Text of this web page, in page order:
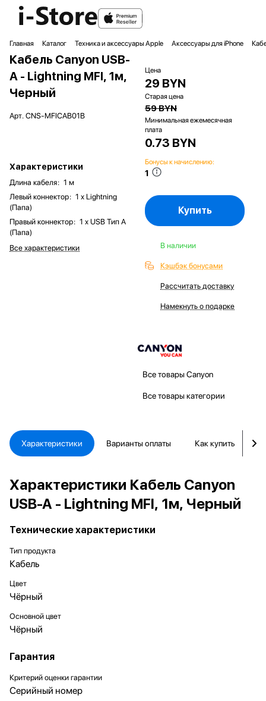
Главная Каталог Техника и аксессуары Apple Аксессуары для iPhone
Кабель Canyon USB-
A - Lightning MFI, 1м,
Черный
Арт. CNS-MFICAB01B
Характеристики
Длина кабеля: 1 м
Левый коннектор: 1 x Lightning
(Папа)
Правый коннектор: 1 x USB Тип A
(Папа)
Все характеристики
Цена
29 BYN
Старая цена
59 BYN
Минимальная ежемесячная
плата
0.73 BYN
Бонусы к начислению:
1
Купить
В наличии
Кэшбэк бонусами
Рассчитать доставку
Намекнуть о подарке
Все товары Canyon
Все товары категории
Характеристики Варианты оплаты Как купить
Характеристики Кабель Canyon
USB-A - Lightning MFI, 1м, Черный
Технические характеристики
Тип продукта
Кабель
Цвет
Чёрный
Основной цвет
Чёрный
Гарантия
Критерий оценки гарантии
Серийный номер